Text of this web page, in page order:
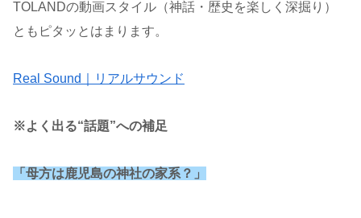
TOLANDの動画スタイル（神話・歴史を楽しく深掘り）
ともピタッとはまります。
Real Sound｜リアルサウンド
※よく出る“話題”への補足
「母方は鹿児島の神社の家系？」